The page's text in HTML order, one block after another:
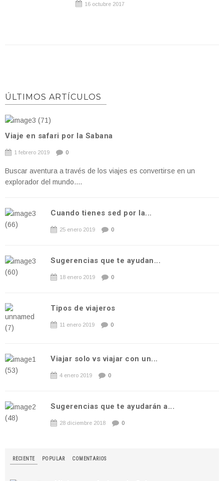
16 octubre 2017
ÚLTIMOS ARTÍCULOS
Viaje en safari por la Sabana
1 febrero 2019 0
Buscar aventura a través de los viajes es convertirse en un
explorador del mundo....
Cuando tienes sed por la...
25 enero 2019 0
Sugerencias que te ayudan...
18 enero 2019 0
Tipos de viajeros
11 enero 2019 0
Viajar solo vs viajar con un...
4 enero 2019 0
Sugerencias que te ayudarán a...
28 diciembre 2018 0
RECIENTE POPULAR COMENTARIOS